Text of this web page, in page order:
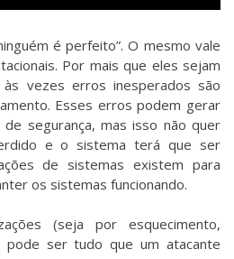
é perfeito”. O mesmo vale
Por mais que eles sejam
vezes erros inesperados são
Esses erros podem gerar
de segurança, mas isso não quer
e o sistema terá que ser
de sistemas existem para
os sistemas funcionando.
(seja por esquecimento,
pode ser tudo que um atacante